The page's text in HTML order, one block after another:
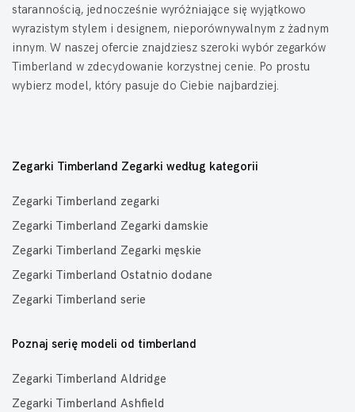
starannością, jednocześnie wyróżniające się wyjątkowo
wyrazistym stylem i designem, nieporównywalnym z żadnym
innym. W naszej ofercie znajdziesz szeroki wybór zegarków
Timberland w zdecydowanie korzystnej cenie. Po prostu
wybierz model, który pasuje do Ciebie najbardziej.
Zegarki Timberland Zegarki według kategorii
Zegarki Timberland zegarki
Zegarki Timberland Zegarki damskie
Zegarki Timberland Zegarki męskie
Zegarki Timberland Ostatnio dodane
Zegarki Timberland serie
Poznaj serię modeli od timberland
Zegarki Timberland Aldridge
Zegarki Timberland Ashfield